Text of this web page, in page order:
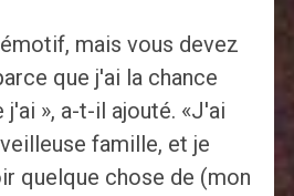
mais vous devez
que j'ai la chance
», a-t-il ajouté. «J'ai
famille, et je
quelque chose de (mon